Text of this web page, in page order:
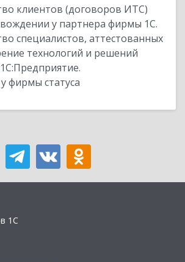
клиентов (договоров ИТС)
у партнера фирмы 1С.
специалистов, аттестованных
технологий и решений
фирмы статуса
1С